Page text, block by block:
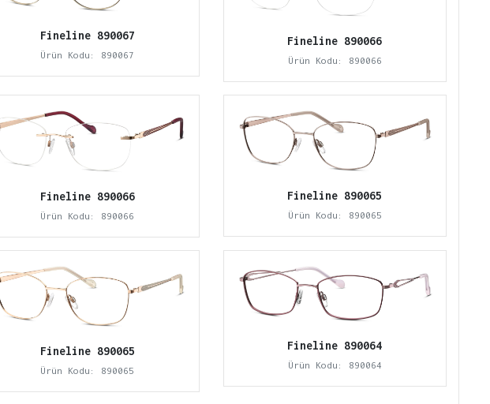
Fineline 890067
Ürün Kodu: 890067
Fineline 890066
Ürün Kodu: 890066
Fineline 890066
Ürün Kodu: 890066
Fineline 890065
Ürün Kodu: 890065
Fineline 890065
Ürün Kodu: 890065
Fineline 890064
Ürün Kodu: 890064